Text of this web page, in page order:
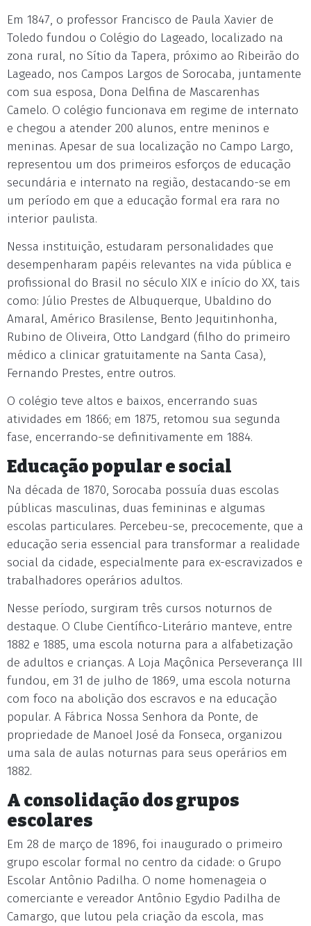
Em 1847, o professor Francisco de Paula Xavier de
Toledo fundou o Colégio do Lageado, localizado na
zona rural, no Sítio da Tapera, próximo ao Ribeirão do
Lageado, nos Campos Largos de Sorocaba, juntamente
com sua esposa, Dona Delfina de Mascarenhas
Camelo. O colégio funcionava em regime de internato
e chegou a atender 200 alunos, entre meninos e
meninas. Apesar de sua localização no Campo Largo,
representou um dos primeiros esforços de educação
secundária e internato na região, destacando-se em
um período em que a educação formal era rara no
interior paulista.
Nessa instituição, estudaram personalidades que
desempenharam papéis relevantes na vida pública e
profissional do Brasil no século XIX e início do XX, tais
como: Júlio Prestes de Albuquerque, Ubaldino do
Amaral, Américo Brasilense, Bento Jequitinhonha,
Rubino de Oliveira, Otto Landgard (filho do primeiro
médico a clinicar gratuitamente na Santa Casa),
Fernando Prestes, entre outros.
O colégio teve altos e baixos, encerrando suas
atividades em 1866; em 1875, retomou sua segunda
fase, encerrando-se definitivamente em 1884.
Educação popular e social
Na década de 1870, Sorocaba possuía duas escolas
públicas masculinas, duas femininas e algumas
escolas particulares. Percebeu-se, precocemente, que a
educação seria essencial para transformar a realidade
social da cidade, especialmente para ex-escravizados e
trabalhadores operários adultos.
Nesse período, surgiram três cursos noturnos de
destaque. O Clube Científico-Literário manteve, entre
1882 e 1885, uma escola noturna para a alfabetização
de adultos e crianças. A Loja Maçônica Perseverança III
fundou, em 31 de julho de 1869, uma escola noturna
com foco na abolição dos escravos e na educação
popular. A Fábrica Nossa Senhora da Ponte, de
propriedade de Manoel José da Fonseca, organizou
uma sala de aulas noturnas para seus operários em
1882.
A consolidação dos grupos
escolares
Em 28 de março de 1896, foi inaugurado o primeiro
grupo escolar formal no centro da cidade: o Grupo
Escolar Antônio Padilha. O nome homenageia o
comerciante e vereador Antônio Egydio Padilha de
Camargo, que lutou pela criação da escola, mas